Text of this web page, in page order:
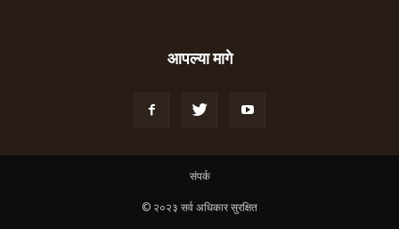
आपल्या मागे
संपर्क
© २०२३ सर्व अधिकार सुरक्षित